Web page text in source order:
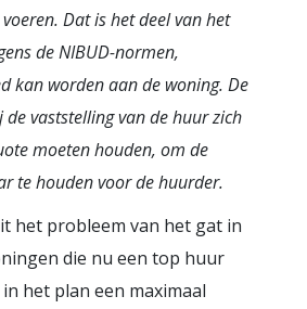
voeren. Dat is het deel van het
de NIBUD-normen,
kan worden aan de woning. De
vaststelling van de huur zich
moeten houden, om de
te houden voor de huurder.
het probleem van het gat in
die nu een top huur
het plan een maximaal